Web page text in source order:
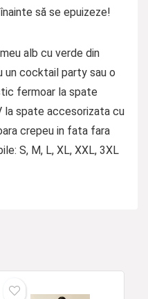
să se epuizeze!
alb cu verde din
cocktail party sau o
fermoar la spate
la spate accesorizata cu
crepeu in fata fara
S, M, L, XL, XXL, 3XL